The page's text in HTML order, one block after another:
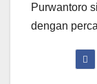
Purwantoro
dengan